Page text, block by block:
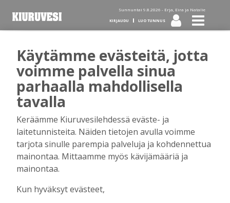
Sunnuntai 9.8.2026 - Erja, Eira ja Natalie
KIRJAUDU LUO TUNNUS
Tilaa Kiuruvesi-lehti diginä
tai kotiinkannettuna!
Kirjaudu
Sähköposti
Käytämme evästeitä, jotta
voimme palvella sinua
parhaalla mahdollisella
tavalla
Keräämme Kiuruvesilehdessä eväste- ja
laitetunnisteita. Näiden tietojen avulla voimme
tarjota sinulle parempia palveluja ja kohdennettua
mainontaa. Mittaamme myös kävijämääriä ja
mainontaa.
Kun hyväksyt evästeet,